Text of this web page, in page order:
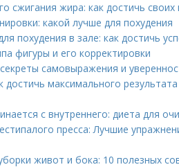
сжигания жира: как достичь своих
какой лучше для похудения
похудения в зале: как достичь
фигуры и его корректировки
самовыражения и
достичь максимального
с внутреннего: диета для
пресса: Лучшие
живот и бока: 10 полезных